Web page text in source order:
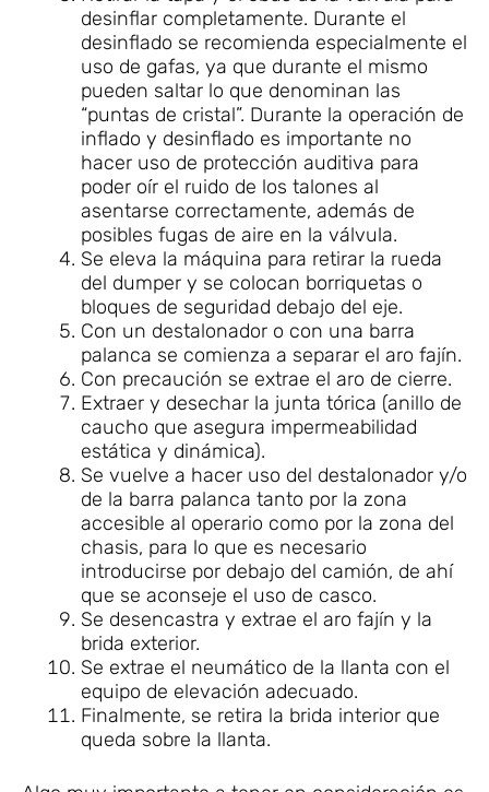
desinflar completamente. Durante el
desinflado se recomienda especialmente el
uso de gafas, ya que durante el mismo
pueden saltar lo que denominan las
“puntas de cristal”. Durante la operación de
inflado y desinflado es importante no
hacer uso de protección auditiva para
poder oír el ruido de los talones al
asentarse correctamente, además de
posibles fugas de aire en la válvula.
Se eleva la máquina para retirar la rueda
del dumper y se colocan borriquetas o
bloques de seguridad debajo del eje.
Con un destalonador o con una barra
palanca se comienza a separar el aro fajín.
Con precaución se extrae el aro de cierre.
Extraer y desechar la junta tórica (anillo de
caucho que asegura impermeabilidad
estática y dinámica).
Se vuelve a hacer uso del destalonador y/o
de la barra palanca tanto por la zona
accesible al operario como por la zona del
chasis, para lo que es necesario
introducirse por debajo del camión, de ahí
que se aconseje el uso de casco.
Se desencastra y extrae el aro fajín y la
brida exterior.
Se extrae el neumático de la llanta con el
equipo de elevación adecuado.
Finalmente, se retira la brida interior que
queda sobre la llanta.